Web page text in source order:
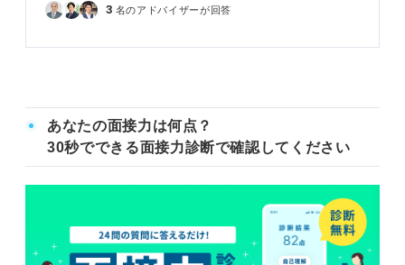
3 名のアドバイザーが回答
あなたの面接力は何点？
30秒でできる面接力診断で確認してください